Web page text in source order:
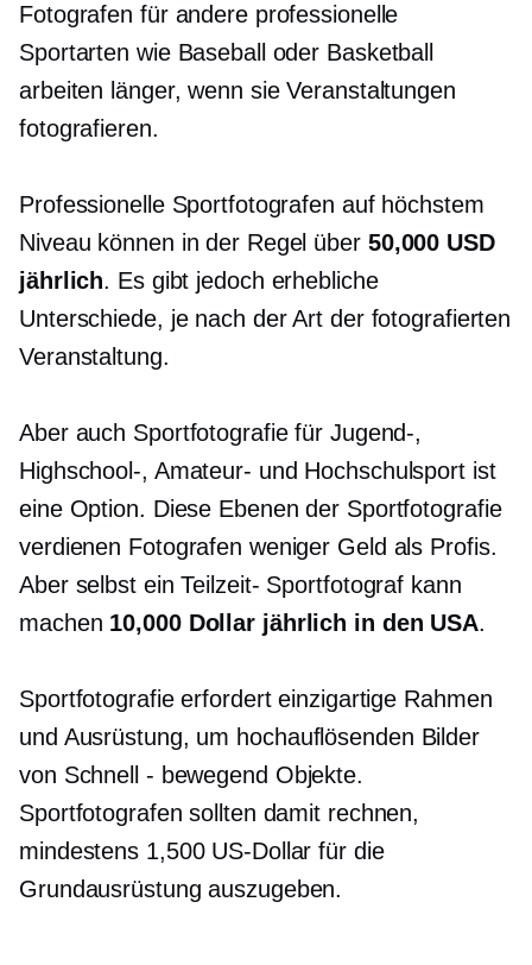
Fotografen für andere professionelle
Sportarten wie Baseball oder Basketball
arbeiten länger, wenn sie Veranstaltungen
fotografieren.
Professionelle Sportfotografen auf höchstem
Niveau können in der Regel über 50,000 USD
jährlich. Es gibt jedoch erhebliche
Unterschiede, je nach der Art der fotografierten
Veranstaltung.
Aber auch Sportfotografie für Jugend-,
Highschool-, Amateur- und Hochschulsport ist
eine Option. Diese Ebenen der Sportfotografie
verdienen Fotografen weniger Geld als Profis.
Aber selbst einTeilzeit- Sportfotograf kann
machen 10,000 Dollar jährlich in den USA.
Sportfotografie erfordert einzigartige Rahmen
und Ausrüstung, um hochauflösenden Bilder
von Schnell - bewegend Objekte.
Sportfotografen sollten damit rechnen,
mindestens 1,500 US-Dollar für die
Grundausrüstung auszugeben.